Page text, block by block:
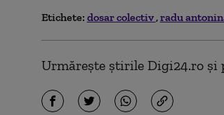
Etichete: dosar colectiv radu
Urmărește știrile Digi24.ro și